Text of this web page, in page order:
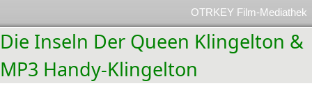
OTRKEY Film-Mediathek
Die Inseln Der Queen Klingelton &
MP3 Handy-Klingelton